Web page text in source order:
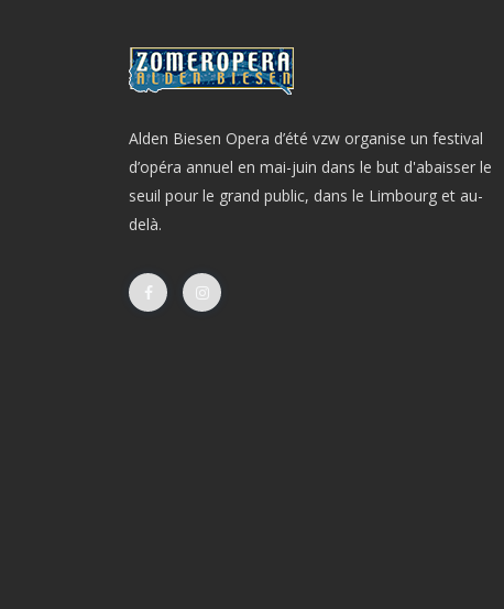
Alden Biesen Opera d’été vzw organise un festival
d’opéra annuel en mai-juin dans le but d'abaisser le
seuil pour le grand public, dans le Limbourg et au-
delà.